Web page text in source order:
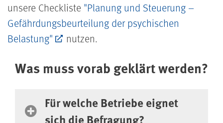
unsere Checkliste "Planung und Steuerung –
Gefährdungsbeurteilung der psychischen
Belastung"
nutzen.
Was muss vorab geklärt werden?
Für welche Betriebe eignet
sich die Befragung?